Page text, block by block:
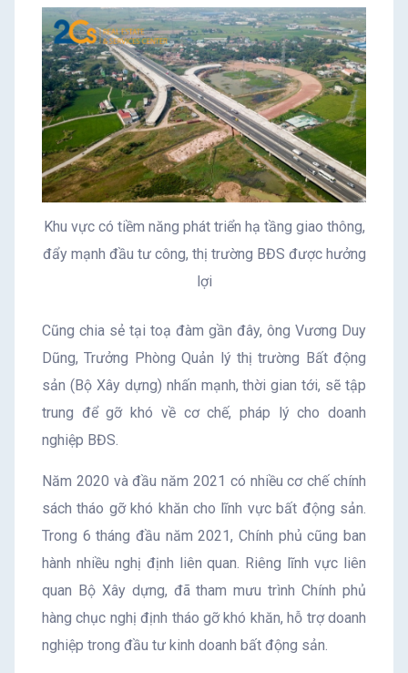
Khu vực có tiềm năng phát triển hạ tầng giao thông,
đẩy mạnh đầu tư công, thị trường BĐS được hưởng
lợi
Cũng chia sẻ tại toạ đàm gần đây, ông Vương Duy
Dũng, Trưởng Phòng Quản lý thị trường Bất động
sản (Bộ Xây dựng) nhấn mạnh, thời gian tới, sẽ tập
trung để gỡ khó về cơ chế, pháp lý cho doanh
nghiệp BĐS.
Năm 2020 và đầu năm 2021 có nhiều cơ chế chính
sách tháo gỡ khó khăn cho lĩnh vực bất động sản.
Trong 6 tháng đầu năm 2021, Chính phủ cũng ban
hành nhiều nghị định liên quan. Riêng lĩnh vực liên
quan Bộ Xây dựng, đã tham mưu trình Chính phủ
hàng chục nghị định tháo gỡ khó khăn, hỗ trợ doanh
nghiệp trong đầu tư kinh doanh bất động sản.